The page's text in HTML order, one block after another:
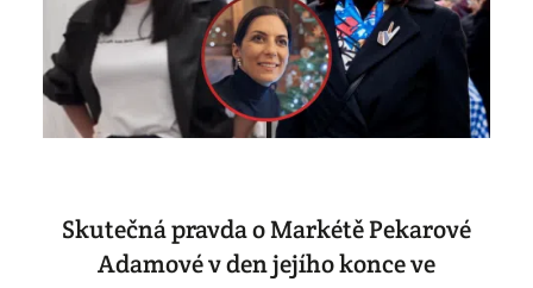
Skutečná pravda o Markétě Pekarové
Adamové v den jejího konce ve